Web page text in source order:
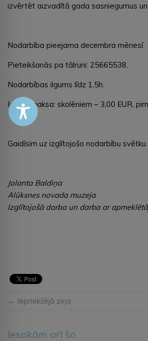
izvērtēt aizvadītā gada sasniegumus
Nodarbība pieejama decembra mēnesī.
Pieteikšanās pa tālruni: 25665538.
Nodarbības ilgums līdz 1,5h.
Ieejas maksa: skolēniem – 3,00 EUR,
Gaidīsim uz izglītojošo nodarbību svētku
Jolanta Baldiņa
Alūksnes novada muzeja
Izglītojošā darba un darba ar
← Iepriekšējā ziņa
Iesakām arī šo